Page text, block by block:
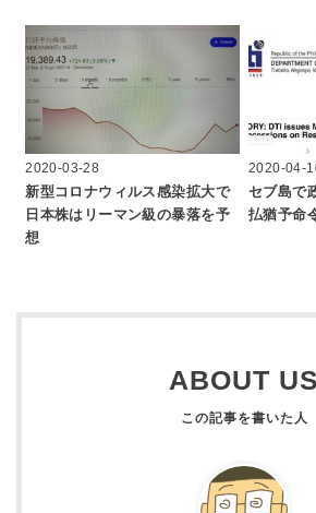
2020-03-28
新型コロナウィルス感染拡大で
日本株はリーマン級の暴落を予
想
2020-04-
セブ島で
払猶予命
ABOUT US